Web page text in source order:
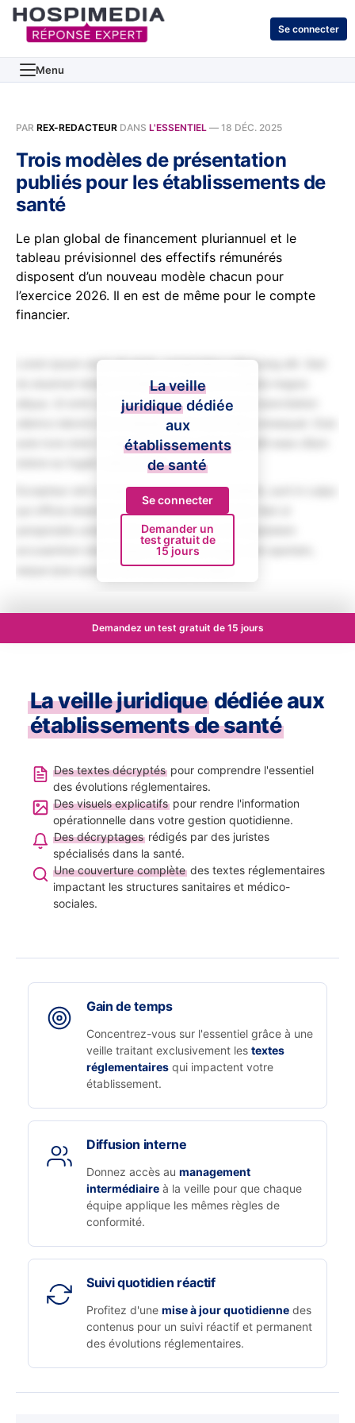
Se connecter
Menu
PAR REX-REDACTEUR DANS L'ESSENTIEL — 18 DÉC. 2025
Trois modèles de présentation
publiés pour les établissements de
santé
Le plan global de financement pluriannuel et le
tableau prévisionnel des effectifs rémunérés
disposent d’un nouveau modèle chacun pour
l’exercice 2026. Il en est de même pour le compte
financier.
Lorem ipsum dolor sit amet, consectetur adipiscing elit. Sed
do eiusmod tempor incididunt ut labore et dolore magna
aliqua. Ut enim ad minim veniam, quis nostrud exercitation
ullamco laboris nisi ut aliquip ex ea commodo consequat. Duis
aute irure dolor in reprehenderit in voluptate velit esse cillum
dolore eu fugiat nulla pariatur.
Excepteur sint occaecat cupidatat non proident, sunt in culpa
qui officia deserunt mollit anim id est laborum. Sed ut
perspiciatis unde omnis iste natus error sit voluptatem
accusantium doloremque laudantium, totam rem aperiam,
eaque ipsa quae ab illo inventore veritatis.
La veille
juridique dédiée
aux
établissements
de santé
Se connecter
Demander un
test gratuit de
15 jours
Demandez un test gratuit de 15 jours
La veille juridique dédiée aux
établissements de santé
Des textes décryptéspour comprendre l'essentiel
des évolutions réglementaires.
Des visuels explicatifspour rendre l'information
opérationnelle dans votre gestion quotidienne.
Des décryptagesrédigés par des juristes
spécialisés dans la santé.
Une couverture complètedes textes réglementaires
impactant les structures sanitaires et médico-
sociales.
Gain de temps
Concentrez-vous sur l'essentiel grâce à une
veille traitant exclusivement les textes
réglementaires qui impactent votre
établissement.
Diffusion interne
Donnez accès au management
intermédiaire à la veille pour que chaque
équipe applique les mêmes règles de
conformité.
Suivi quotidien réactif
Profitez d'une mise à jour quotidienne des
contenus pour un suivi réactif et permanent
des évolutions réglementaires.